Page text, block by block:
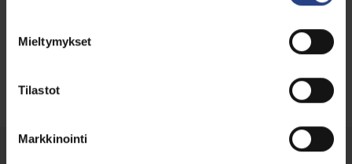
Mieltymykset
Tilastot
Markkinointi
Edellinen artikkeli